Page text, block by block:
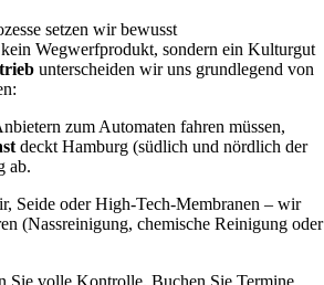
setzen wir bewusst
Wegwerfprodukt, sondern ein Kulturgut
unterscheiden wir uns grundlegend von
zum Automaten fahren müssen,
deckt Hamburg (südlich und nördlich der
ab.
Seide oder High-Tech-Membranen – wir
(Nassreinigung, chemische Reinigung oder
Sie volle Kontrolle. Buchen Sie Termine